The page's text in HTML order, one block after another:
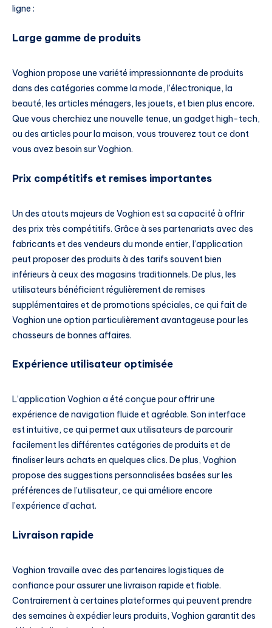
ligne :
Large gamme de produits
Voghion propose une variété impressionnante de produits
dans des catégories comme la mode, l’électronique, la
beauté, les articles ménagers, les jouets, et bien plus encore.
Que vous cherchiez une nouvelle tenue, un gadget high-tech,
ou des articles pour la maison, vous trouverez tout ce dont
vous avez besoin sur Voghion.
Prix compétitifs et remises importantes
Un des atouts majeurs de Voghion est sa capacité à offrir
des prix très compétitifs. Grâce à ses partenariats avec des
fabricants et des vendeurs du monde entier, l’application
peut proposer des produits à des tarifs souvent bien
inférieurs à ceux des magasins traditionnels. De plus, les
utilisateurs bénéficient régulièrement de remises
supplémentaires et de promotions spéciales, ce qui fait de
Voghion une option particulièrement avantageuse pour les
chasseurs de bonnes affaires.
Expérience utilisateur optimisée
L’application Voghion a été conçue pour offrir une
expérience de navigation fluide et agréable. Son interface
est intuitive, ce qui permet aux utilisateurs de parcourir
facilement les différentes catégories de produits et de
finaliser leurs achats en quelques clics. De plus, Voghion
propose des suggestions personnalisées basées sur les
préférences de l’utilisateur, ce qui améliore encore
l’expérience d’achat.
Livraison rapide
Voghion travaille avec des partenaires logistiques de
confiance pour assurer une livraison rapide et fiable.
Contrairement à certaines plateformes qui peuvent prendre
des semaines à expédier leurs produits, Voghion garantit des